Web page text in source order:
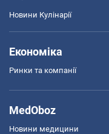
Новини Кулінарії
Економіка
Ринки та компанії
MedOboz
Новини медицини